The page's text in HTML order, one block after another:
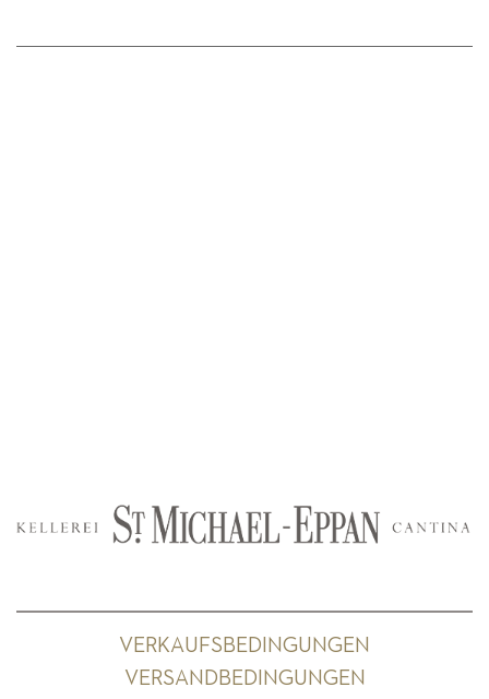
VERKAUFSBEDINGUNGEN
VERSANDBEDINGUNGEN